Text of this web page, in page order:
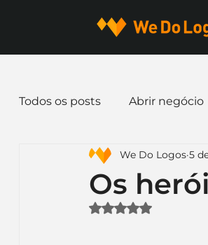
Todos os posts Abrir negócio
Dicas de Marketing
Identidade Visual
Os
We Do Logos 5
Avaliado com